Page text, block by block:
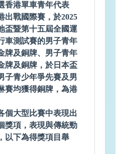
香港單車青年代表
出戰國際賽，於2025
盃暨第十五屆全國運
車測試賽的男子青年
牌及銅牌、男子青年
牌及銅牌，於日本盃
子青少年爭先賽及男
賽均獲得銅牌，為港
個大型比賽中表現出
獎項，表現與傳統勁
以下為得獎項目舉